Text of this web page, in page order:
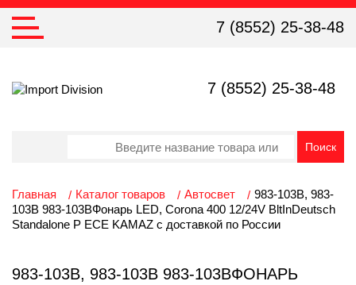
7 (8552) 25-38-48
7 (8552) 25-38-48
Главная Каталог товаров Автосвет
983-103B, 983-
103B 983-103BФонарь LED, Corona 400 12/24V BltInDeutsch
Standalone P ECE KAMAZ с доставкой по России
983-103B, 983-103B 983-103BФОНАРЬ